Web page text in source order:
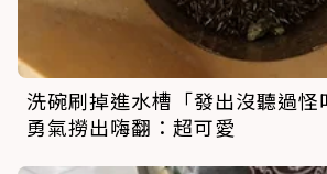
洗碗刷掉進水槽「發出沒聽過怪
勇氣撈出嗨翻：超可愛